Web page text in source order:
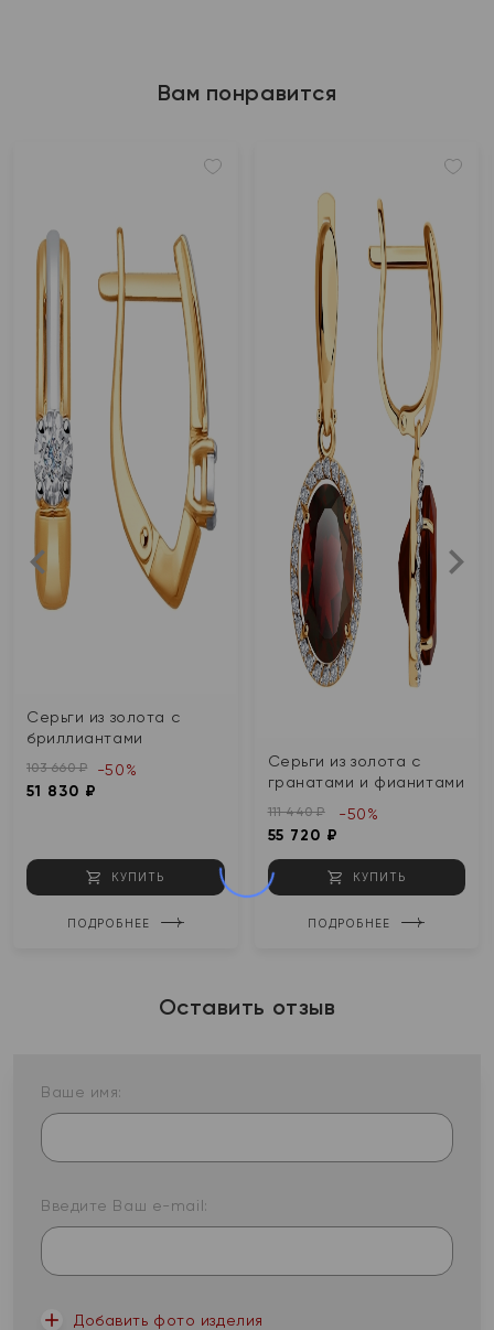
Вам понравится
Серьги из золота с
бриллиантами
103 660 ₽
51 830 ₽
-50%
КУПИТЬ
ПОДРОБНЕЕ
Серьги из золота с
гранатами и фианитами
111 440 ₽
55 720 ₽
-50%
КУПИТЬ
ПОДРОБНЕЕ
Оставить отзыв
Ваше имя:
Введите Ваш e-mail:
Добавить фото изделия